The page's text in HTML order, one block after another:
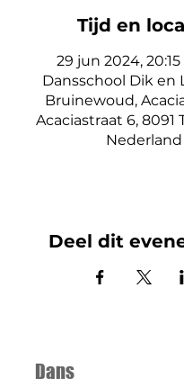
Tijd en
29 jun 2024, 20:15
Dansschool Dik en
Bruinewoud,
Acaciastraat 6, 8091
Nederland
Deel dit
Dans